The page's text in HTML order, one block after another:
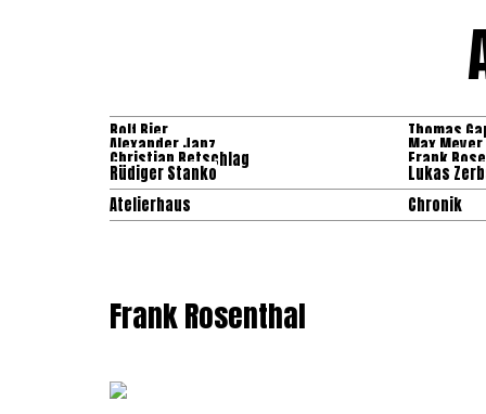
Rolf Bier Thomas
Alexander Janz Max Meyer
Christian Retschlag Frank
Rüdiger Stanko Lukas
Atelierhaus
Chronik
Frank Rosenthal